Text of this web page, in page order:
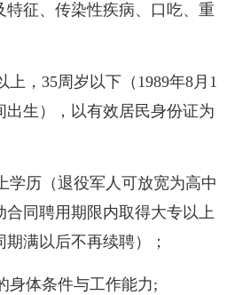
特征、传染性疾病、口吃、重
上，35周岁以下（ 1989年8月1
出生），以有效居民身份证为
学历（退役军人可放宽为高中
合同聘用期限内取得大专以上
满以后不再续聘）；
身体条件与工作能力;